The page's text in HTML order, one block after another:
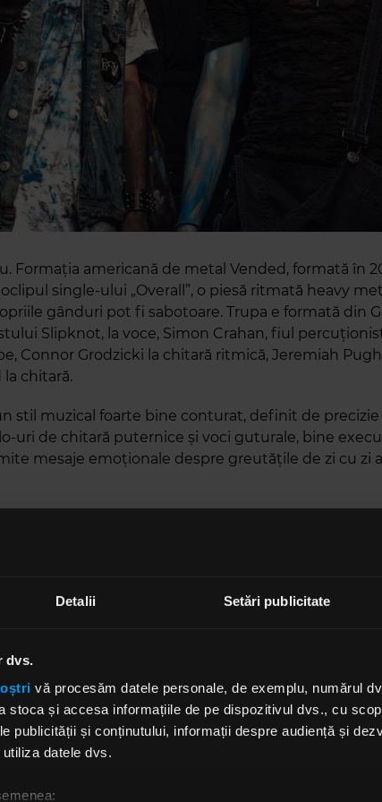
Detalii Setări publicitate
dvs.
vă procesăm datele personale, de exemplu, numărul
stoca și accesa informațiile de pe dispozitivul dvs., cu
publicității și conținutului, informații despre audiență și
datele dvs.
Formația americană de metal Vended, formată în
single-ului „Overall”, o piesă ritmată heavy
gânduri pot fi sabotoare. Trupa e formată din
Slipknot, la voce, Simon Crahan, fiul
Connor Grodzicki la chitară ritmică, Jeremiah Pugh
la chitară.
stil muzical foarte bine conturat, definit de precizie
uri de chitară puternice și voci guturale, bine
mesaje emoționale despre greutățile de zi cu zi
și-a lansat primul EP, intitulat „What Is It/Kill It”.
în turneu în State, iar începând din decembrie, va
în America Latină.
rapid de succes și recunoaștere, deschizând
Bring Me The Horizon, Killswitch sau
nu e să urcăAcesta a încurajat oamenii să vină la